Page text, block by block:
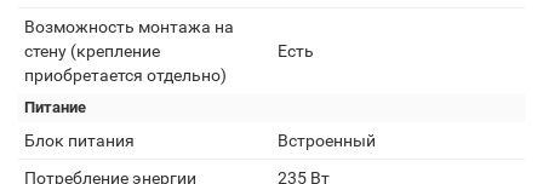
Возможность монтажа на
стену (крепление
приобретается отдельно)
Есть
Питание
Блок питания
Встроенный
Потребление энергии
235 Вт